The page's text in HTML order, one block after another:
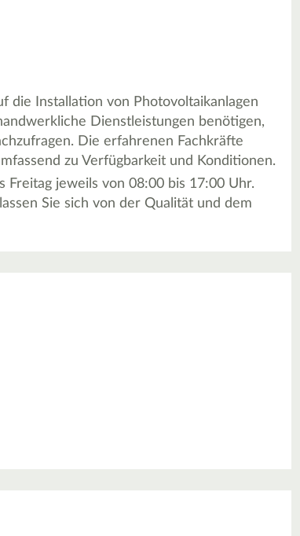
die Installation von Photovoltaikanlagen
Dienstleistungen benötigen,
Die erfahrenen Fachkräfte
zu Verfügbarkeit und Konditionen.
jeweils von 08:00 bis 17:00 Uhr.
Sie sich von der Qualität und dem